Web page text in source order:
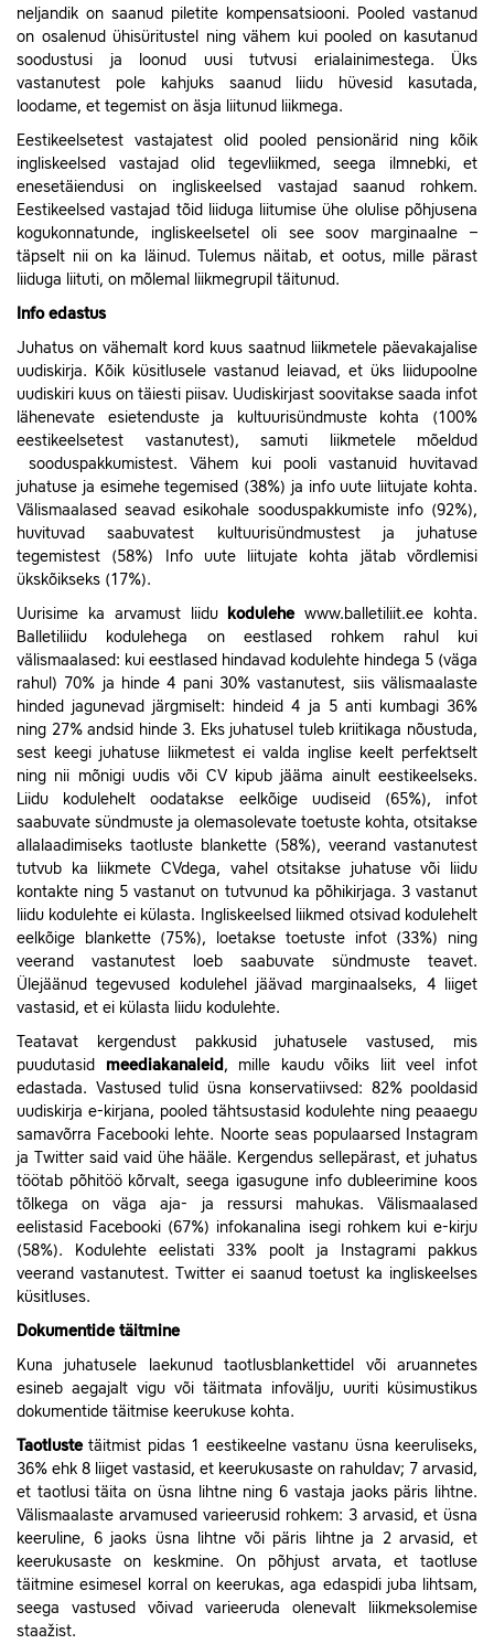
neljandik on saanud piletite kompensatsiooni. Pooled vastanud
on osalenud ühisüritustel ning vähem kui pooled on kasutanud
soodustusi ja loonud uusi tutvusi erialainimestega. Üks
vastanutest pole kahjuks saanud liidu hüvesid kasutada,
loodame, et tegemist on äsja liitunud liikmega.
Eestikeelsetest vastajatest olid pooled pensionärid ning kõik
ingliskeelsed vastajad olid tegevliikmed, seega ilmnebki, et
enesetäiendusi on ingliskeelsed vastajad saanud rohkem.
Eestikeelsed vastajad tõid liiduga liitumise ühe olulise põhjusena
kogukonnatunde, ingliskeelsetel oli see soov marginaalne –
täpselt nii on ka läinud. Tulemus näitab, et ootus, mille pärast
liiduga liituti, on mõlemal liikmegrupil täitunud.
Info edastus
Juhatus on vähemalt kord kuus saatnud liikmetele päevakajalise
uudiskirja. Kõik küsitlusele vastanud leiavad, et üks liidupoolne
uudiskiri kuus on täiesti piisav. Uudiskirjast soovitakse saada infot
lähenevate esietenduste ja kultuurisündmuste kohta (100%
eestikeelsetest vastanutest), samuti liikmetele mõeldud
sooduspakkumistest.Vähem kui pooli vastanuid huvitavad
juhatuse ja esimehe tegemised (38%) ja info uute liitujate kohta.
Välismaalased seavad esikohale sooduspakkumiste info (92%),
huvituvad saabuvatest kultuurisündmustest ja juhatuse
tegemistest (58%) Info uute liitujate kohta jätab võrdlemisi
ükskõikseks (17%).
Uurisime ka arvamust liidu kodulehe www.balletiliit.ee kohta.
Balletiliidu kodulehega on eestlased rohkem rahul kui
välismaalased: kui eestlased hindavad kodulehte hindega 5 (väga
rahul) 70% ja hinde 4 pani 30% vastanutest, siis välismaalaste
hinded jagunevad järgmiselt: hindeid 4 ja 5 anti kumbagi 36%
ning 27% andsid hinde 3. Eks juhatusel tuleb kriitikaga nõustuda,
sest keegi juhatuse liikmetest ei valda inglise keelt perfektselt
ning nii mõnigi uudis või CV kipub jääma ainult eestikeelseks.
Liidu kodulehelt oodatakse eelkõige uudiseid (65%), infot
saabuvate sündmuste ja olemasolevate toetuste kohta, otsitakse
allalaadimiseks taotluste blankette (58%), veerand vastanutest
tutvub ka liikmete CVdega, vahel otsitakse juhatuse või liidu
kontakte ning 5 vastanut on tutvunud ka põhikirjaga. 3 vastanut
liidu kodulehte ei külasta.
Ingliskeelsed liikmed otsivad kodulehelt
eelkõige blankette (75%), loetakse toetuste infot (33%) ning
veerand vastanutest loeb saabuvate sündmuste teavet.
Ülejäänud tegevused kodulehel jäävad marginaalseks, 4 liiget
vastasid, et ei külasta liidu kodulehte.
Teatavat kergendust pakkusid juhatusele vastused, mis
puudutasid
meediakanaleid , mille kaudu võiks liit veel infot
edastada. Vastused tulid üsna konservatiivsed: 82% pooldasid
uudiskirja e-kirjana, pooled tähtsustasid kodulehte ning peaaegu
samavõrra Facebooki lehte. Noorte seas populaarsed Instagram
ja Twitter said vaid ühe hääle. Kergendus sellepärast, et juhatus
töötab põhitöö kõrvalt, seega igasugune info dubleerimine koos
tõlkega on väga aja- ja ressursi mahukas. Välismaalased
eelistasid Facebooki (67%) infokanalina isegi rohkem kui e-kirju
(58%). Kodulehte eelistati 33% poolt ja Instagrami pakkus
veerand vastanutest. Twitter ei saanud toetust ka ingliskeelses
küsitluses.
Dokumentide täitmine
Kuna juhatusele laekunud taotlusblankettidel või aruannetes
esineb aegajalt vigu või täitmata infovälju, uuriti küsimustikus
dokumentide täitmise keerukuse kohta.
Taotlustetäitmist pidas 1 eestikeelne vastanu üsna keeruliseks,
36% ehk 8 liiget vastasid, et keerukusaste on rahuldav; 7 arvasid,
et taotlusi täita on üsna lihtne ning 6 vastaja jaoks päris lihtne.
Välismaalaste arvamused varieerusid rohkem: 3 arvasid, et üsna
keeruline, 6 jaoks üsna lihtne või päris lihtne ja 2 arvasid, et
keerukusaste on keskmine. On põhjust arvata, et taotluse
täitmine esimesel korral on keerukas, aga edaspidi juba lihtsam,
seega vastused võivad varieeruda olenevalt liikmeksolemise
staažist.